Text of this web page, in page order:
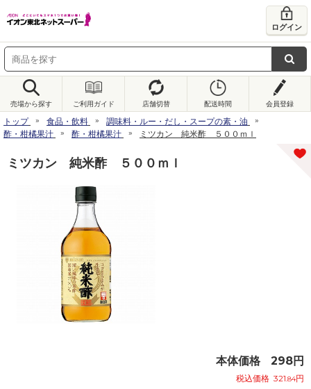
ログイン
売場から探す ご利用ガイド 店舗切替 配送時間 会員登録
トップ 食品・飲料
調味料・ルー・だし・スープの素・油
酢・柑橘果汁
酢・柑橘果汁 ミツカン 純米酢 ５００ｍｌ
ミツカン 純米酢 ５００ｍｌ
本体価格 298円
税込価格 321.84円